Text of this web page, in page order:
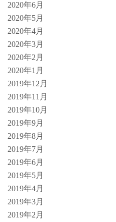
2020年6月
2020年5月
2020年4月
2020年3月
2020年2月
2020年1月
2019年12月
2019年11月
2019年10月
2019年9月
2019年8月
2019年7月
2019年6月
2019年5月
2019年4月
2019年3月
2019年2月